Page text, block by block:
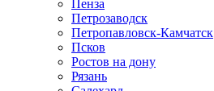
Пенза
Петрозаводск
Петропавловск-Камчатск
Псков
Ростов на дону
Рязань